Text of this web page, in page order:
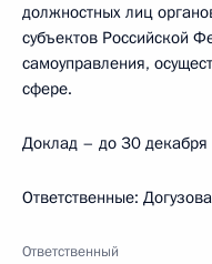
должностных лиц
субъектов Российской
самоуправления,
сфере.
Доклад – до 30 декабря
Ответственные:
Ответственный